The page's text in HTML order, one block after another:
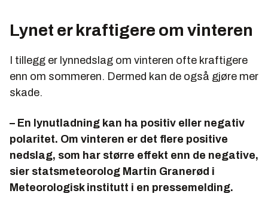
Lynet er kraftigere om vinteren
I tillegg er lynnedslag om vinteren ofte kraftigere
enn om sommeren. Dermed kan de også gjøre mer
skade.
– En lynutladning kan ha positiv eller negativ
polaritet. Om vinteren er det flere positive
nedslag, som har større effekt enn de negative,
sier statsmeteorolog Martin Granerød i
Meteorologisk institutt i en pressemelding.